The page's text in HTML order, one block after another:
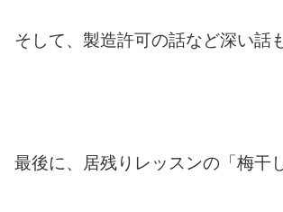
そして、製造許可の話など深い話
最後に、居残りレッスンの「梅干し